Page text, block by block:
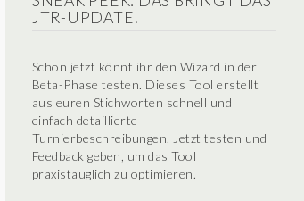
JTR-UPDATE!
Schon jetzt könnt ihr den Wizard in der
Beta-Phase testen. Dieses Tool erstellt
aus euren Stichworten schnell und
einfach detaillierte
Turnierbeschreibungen. Jetzt testen und
Feedback geben, um das Tool
praxistauglich zu optimieren.